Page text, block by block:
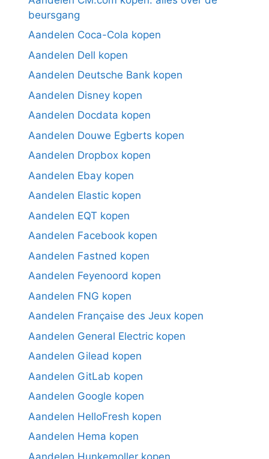
beursgang
Aandelen Coca-Cola kopen
Aandelen Dell kopen
Aandelen Deutsche Bank kopen
Aandelen Disney kopen
Aandelen Docdata kopen
Aandelen Douwe Egberts kopen
Aandelen Dropbox kopen
Aandelen Ebay kopen
Aandelen Elastic kopen
Aandelen EQT kopen
Aandelen Facebook kopen
Aandelen Fastned kopen
Aandelen Feyenoord kopen
Aandelen FNG kopen
Aandelen Française des Jeux kopen
Aandelen General Electric kopen
Aandelen Gilead kopen
Aandelen GitLab kopen
Aandelen Google kopen
Aandelen HelloFresh kopen
Aandelen Hema kopen
Aandelen Hunkemoller kopen